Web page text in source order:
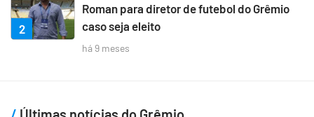
2
Roman para diretor de futebol do Grêmio
caso seja eleito
há 9 meses